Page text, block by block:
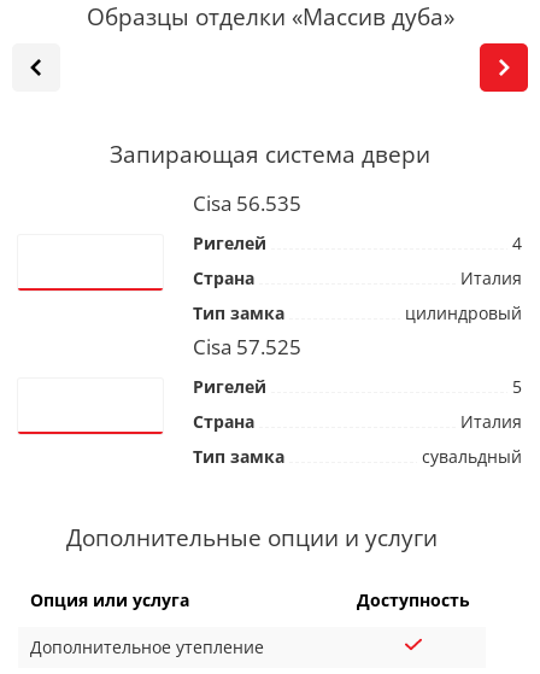
Образцы отделки «Массив дуба»
Запирающая система двери
Cisa 56.535
Ригелей
4
Страна
Италия
Тип замка
цилиндровый
Cisa 57.525
Ригелей
5
Страна
Италия
Тип замка
сувальдный
Дополнительные опции и услуги
Опция или услуга Доступность
Дополнительное утепление